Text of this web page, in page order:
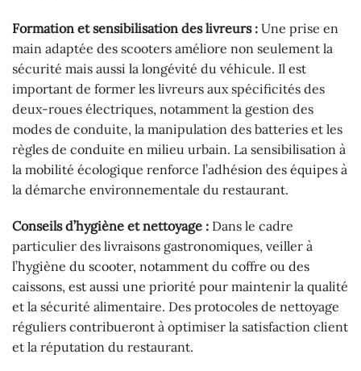
Formation et sensibilisation des livreurs : Une prise en
main adaptée des scooters améliore non seulement la
sécurité mais aussi la longévité du véhicule. Il est
important de former les livreurs aux spécificités des
deux-roues électriques, notamment la gestion des
modes de conduite, la manipulation des batteries et les
règles de conduite en milieu urbain. La sensibilisation à
la mobilité écologique renforce l’adhésion des équipes à
la démarche environnementale du restaurant.
Conseils d’hygiène et nettoyage : Dans le cadre
particulier des livraisons gastronomiques, veiller à
l’hygiène du scooter, notamment du coffre ou des
caissons, est aussi une priorité pour maintenir la qualité
et la sécurité alimentaire. Des protocoles de nettoyage
réguliers contribueront à optimiser la satisfaction client
et la réputation du restaurant.